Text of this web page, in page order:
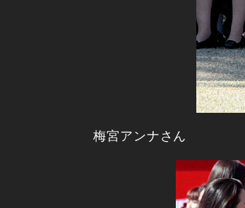
梅宮アンナさん